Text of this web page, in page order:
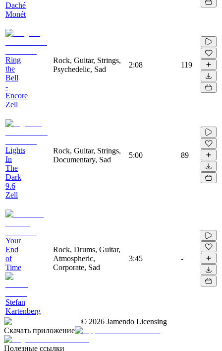
Daché
Monét
Ring
the
Bell
-
Encore
Zell
Rock, Guitar, Strings,
Psychedelic, Sad
2:08 119
Lights
In
The
Dark
9.6
Zell
Rock, Guitar, Strings,
Documentary, Sad
5:00 89
Your
End
of
Time
Stefan
Kartenberg
Rock, Drums, Guitar,
Atmospheric,
Corporate, Sad
3:45 -
© 2026 Jamendo Licensing
Скачать приложение
Полезные ссылки